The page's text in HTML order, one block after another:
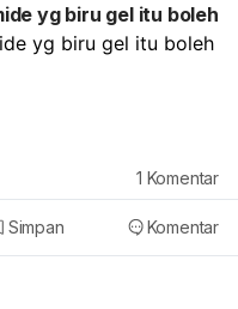
yg biru gel itu boleh
yg biru gel itu boleh
Simpan Komentar
1 Komentar